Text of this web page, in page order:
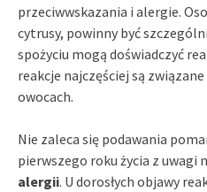
przeciwwskazania i alergie.
cytrusy, powinny być
spożyciu mogą doświadczyć
reakcje najczęściej są związane
owocach.
Nie zaleca się podawania
pierwszego roku życia z uwagi
alergii. U dorosłych objawy